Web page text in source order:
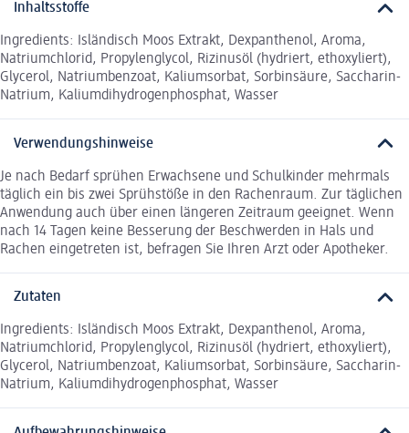
Inhaltsstoffe
Ingredients: Isländisch Moos Extrakt, Dexpanthenol, Aroma,
Natriumchlorid, Propylenglycol, Rizinusöl (hydriert, ethoxyliert),
Glycerol, Natriumbenzoat, Kaliumsorbat, Sorbinsäure, Saccharin-
Natrium, Kaliumdihydrogenphosphat, Wasser
Verwendungshinweise
Je nach Bedarf sprühen Erwachsene und Schulkinder mehrmals
täglich ein bis zwei Sprühstöße in den Rachenraum. Zur täglichen
Anwendung auch über einen längeren Zeitraum geeignet. Wenn
nach 14 Tagen keine Besserung der Beschwerden in Hals und
Rachen eingetreten ist, befragen Sie Ihren Arzt oder Apotheker.
Zutaten
Ingredients: Isländisch Moos Extrakt, Dexpanthenol, Aroma,
Natriumchlorid, Propylenglycol, Rizinusöl (hydriert, ethoxyliert),
Glycerol, Natriumbenzoat, Kaliumsorbat, Sorbinsäure, Saccharin-
Natrium, Kaliumdihydrogenphosphat, Wasser